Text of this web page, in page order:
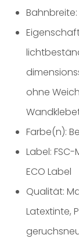
Bahnbreite:
ohne
Farbe(n):
Label:
ECO Label
Qualität:
Latextinte,